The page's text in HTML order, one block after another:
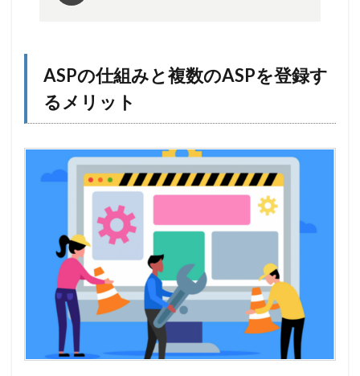
と複
数の
ASP
を登
るメ
リッ
ト
てどの
ような
もの!?
1.2
複数の
ASPを
登録す
べき理
ASPの仕組みと複数のASPを登録す
るメリット